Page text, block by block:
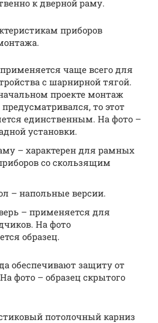
к дверной раму.
приборов
чаще всего для
с шарнирной тягой.
проекте монтаж
то этот
единственным. На фото –
установки.
– характерен для рамных
со скользящим
– напольные версии.
– применяется для
На фото
образец.
обеспечивают защиту от
фото – образец скрытого
потолочный карниз